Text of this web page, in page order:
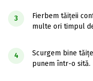
3
Fierbem tăițeii
multe ori timpul
4
Scurgem bine
punem într-o sită.